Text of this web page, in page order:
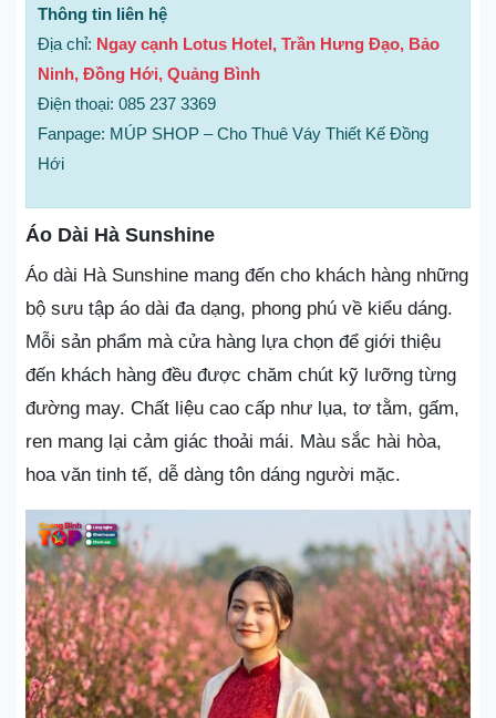
Thông tin liên hệ
Địa chỉ: Ngay cạnh Lotus Hotel, Trần Hưng Đạo, Bảo
Ninh, Đồng Hới, Quảng Bình
Điện thoại: 085 237 3369
Fanpage: MÚP SHOP – Cho Thuê Váy Thiết Kế Đồng
Hới
Áo Dài Hà Sunshine
Áo dài Hà Sunshine mang đến cho khách hàng những
bộ sưu tập áo dài đa dạng, phong phú về kiểu dáng.
Mỗi sản phẩm mà cửa hàng lựa chọn để giới thiệu
đến khách hàng đều được chăm chút kỹ lưỡng từng
đường may. Chất liệu cao cấp như lụa, tơ tằm, gấm,
ren mang lại cảm giác thoải mái. Màu sắc hài hòa,
hoa văn tinh tế, dễ dàng tôn dáng người mặc.